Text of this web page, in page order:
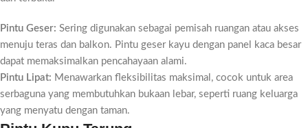
Pintu Geser: Sering digunakan sebagai pemisah ruangan atau akses
menuju teras dan balkon. Pintu geser kayu dengan panel kaca besar
dapat memaksimalkan pencahayaan alami.
Pintu Lipat: Menawarkan fleksibilitas maksimal, cocok untuk area
serbaguna yang membutuhkan bukaan lebar, seperti ruang keluarga
yang menyatu dengan taman.